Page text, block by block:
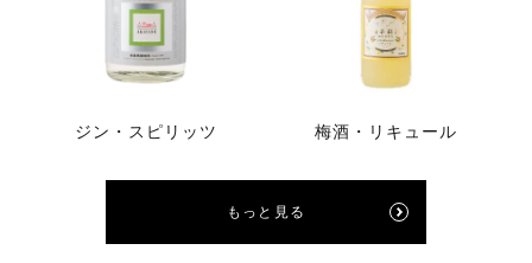
ジン・スピリッツ 梅酒・リキュール
もっと見る